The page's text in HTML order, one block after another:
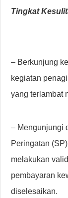
Tingkat
– Berkunjung
kegiatan
yang terlambat
– Mengunjungi
Peringatan
melakukan
pembayaran
diselesaikan.